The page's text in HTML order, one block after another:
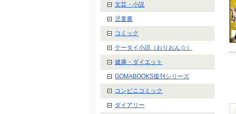
文芸・小説
児童書
コミック
ケータイ小説（おりおん☆）
健康・ダイエット
GOMABOOKS復刊シリーズ
コンビニコミック
ダイアリー